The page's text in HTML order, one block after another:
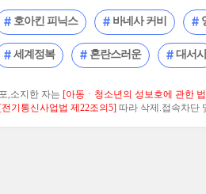
호아킨 피닉스 바네사 커비
세계정복 혼란스러운 대서사
,소지한 자는 [아동ㆍ청소년의 성보호에 관한
[전기통신사업법 제22조의5] 따라 삭제.접속차단